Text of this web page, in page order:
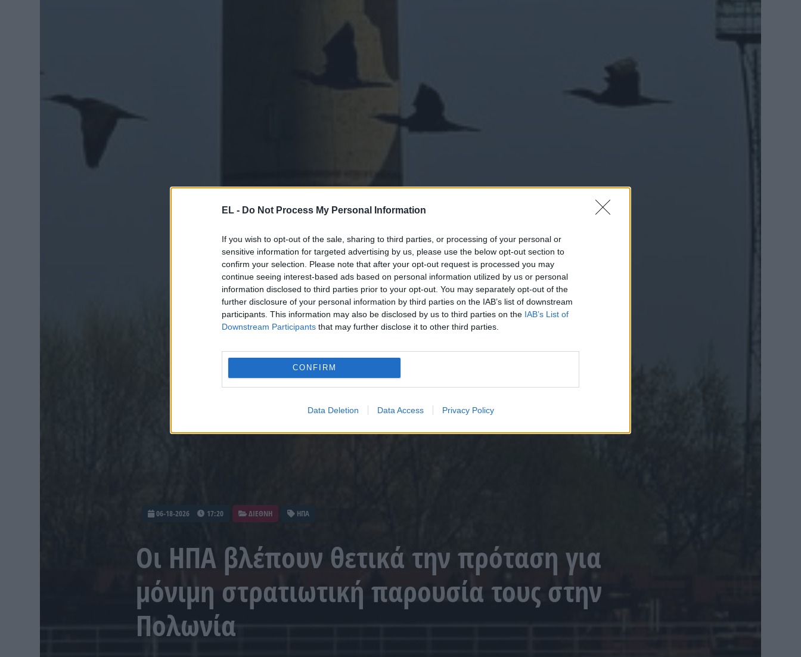
EL - Do Not Process My Personal Information
If you wish to opt-out of the sale, sharing to third parties, or processing of your personal or
sensitive information for targeted advertising by us, please use the below opt-out section to
confirm your selection. Please note that after your opt-out request is processed you may
continue seeing interest-based ads based on personal information utilized by us or personal
information disclosed to third parties prior to your opt-out. You may separately opt-out of the
further disclosure of your personal information by third parties on the IAB’s list of downstream
participants. This information may also be disclosed by us to third parties on the IAB’s List of
Downstream Participants that may further disclose it to other third parties.
CONFIRM
Data Deletion Data Access Privacy Policy
06-18-2026 17:20 ΔΙΕΘΝΗ ΗΠΑ
Οι ΗΠΑ βλέπουν θετικά την πρόταση για
μόνιμη στρατιωτική παρουσία τους στην
Πολωνία